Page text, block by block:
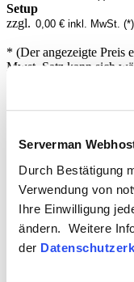
Serverman
Durch Bestätigung
Verwendung von
Ihre Einwilligung
ändern. Weitere
der
Setup
zzgl.
* (Der angezeigte Preis
Mwst. Satz kann sich
Scientific Linux